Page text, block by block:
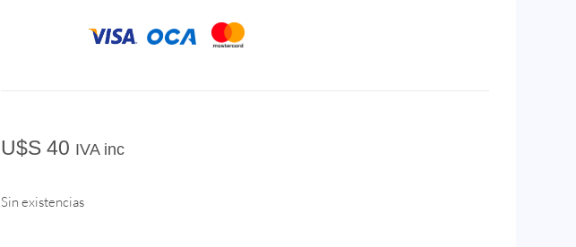
U$S 40 IVA inc
Sin existencias